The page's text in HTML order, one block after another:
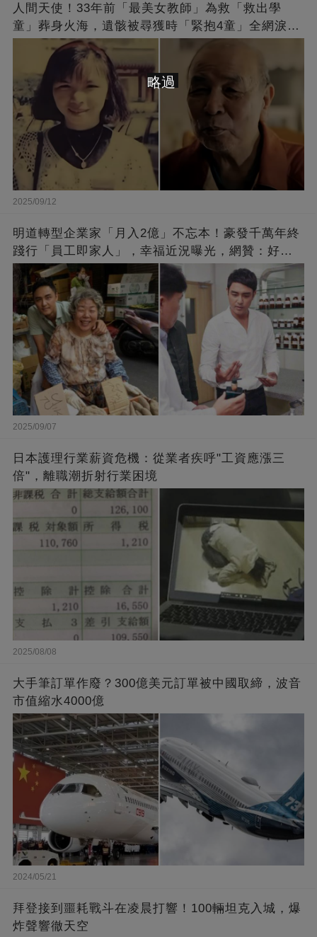
人間天使！33年前「最美女教師」為救「救出學
童」葬身火海，遺骸被尋獲時「緊抱4童」全網淚
崩：真正的英雄不該被遺忘
2025/09/12
明道轉型企業家「月入2億」不忘本！豪發千萬年終
踐行「員工即家人」，幸福近況曝光，網贊：好老
闆的福報
2025/09/07
日本護理行業薪資危機：從業者疾呼"工資應漲三
倍"，離職潮折射行業困境
2025/08/08
大手筆訂單作廢？300億美元訂單被中國取締，波音
市值縮水4000億
2024/05/21
拜登接到噩耗戰斗在凌晨打響！100輛坦克入城，爆
炸聲響徹天空
略過